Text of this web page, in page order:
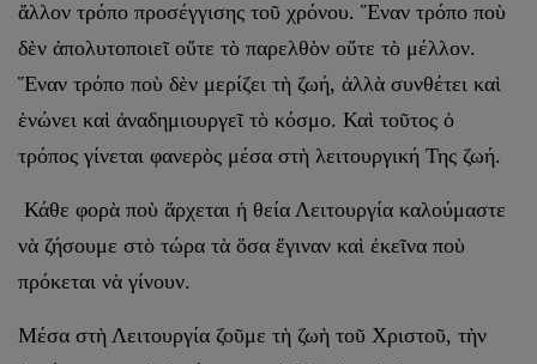
ἄλλον τρόπο προσέγγισης τοῦ χρόνου. Ἕναν τρόπο ποὺ
δὲν ἀπολυτοποιεῖ οὔτε τὸ παρελθὸν οὔτε τὸ μέλλον.
Ἕναν τρόπο ποὺ δὲν μερίζει τὴ ζωή, ἀλλὰ συνθέτει καὶ
ἑνώνει καὶ ἀναδημιουργεῖ τὸ κόσμο. Καὶ τοῦτος ὁ
τρόπος γίνεται φανερὸς μέσα στὴ λειτουργική Της ζωή.
Κάθε φορὰ ποὺ ἄρχεται ἡ θεία Λειτουργία καλούμαστε
νὰ ζήσουμε στὸ τώρα τὰ ὅσα ἔγιναν καὶ ἐκεῖνα ποὺ
πρόκεται νὰ γίνουν.
Μέσα στὴ Λειτουργία ζοῦμε τὴ ζωὴ τοῦ Χριστοῦ, τὴν